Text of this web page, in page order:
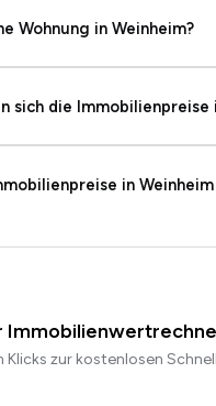
Wohnung in Weinheim?
sich die Immobilienpreise
in
Klicks zur kostenlosen